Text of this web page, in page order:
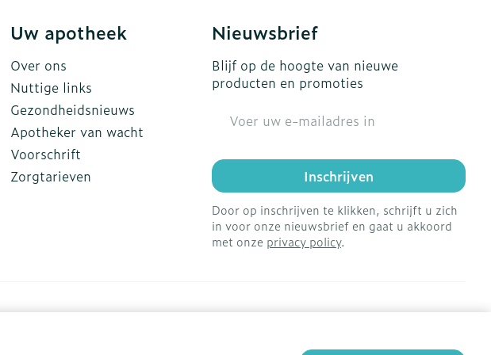
Uw apotheek
Over ons
Nuttige links
Gezondheidsnieuws
Apotheker van wacht
Voorschrift
Zorgtarieven
Nieuwsbrief
Blijf op de hoogte van nieuwe
producten en promoties
Inschrijven
Door op inschrijven te klikken, schrijft u zich
in voor onze nieuwsbrief en gaat u akkoord
met onze privacy policy.